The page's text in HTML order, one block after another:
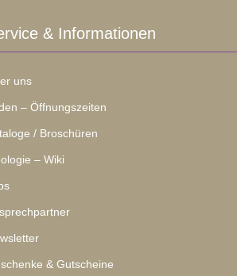
& Informationen
uns
– Öffnungszeiten
/ Broschüren
– Wiki
& Gutscheine